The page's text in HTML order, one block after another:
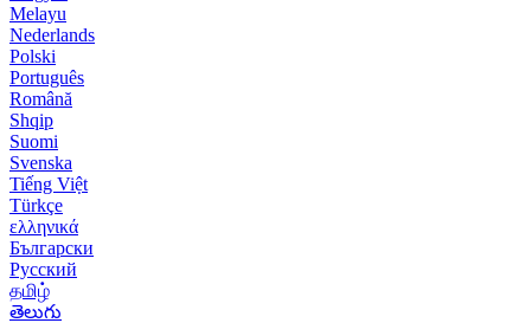
Melayu
Nederlands
Polski
Português
Română
Shqip
Suomi
Svenska
Tiếng Việt
Türkçe
ελληνικά
Български
Русский
தமிழ்
తెలుగు